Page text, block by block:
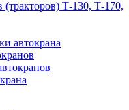
(тракторов) Т-130, Т-170,
автокрана